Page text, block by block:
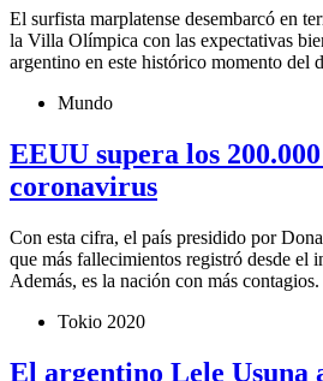
El surfista marplatense desembarcó en
la Villa Olímpica con las expectativas
argentino en este histórico momento del
Mundo
EEUU supera los
coronavirus
Con esta cifra, el país presidido por
que más fallecimientos registró desde el
Además, es la nación con más contagios.
Tokio 2020
El argentino Lele Usuna